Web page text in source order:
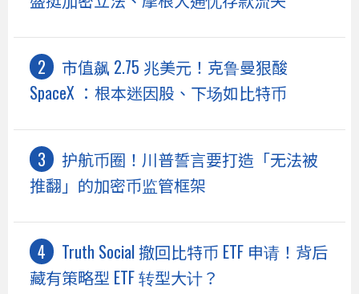
市值飙 2.75 兆美元！克鲁曼狠酸
SpaceX ：根本迷因股、下场如比特币
护航币圈！川普誓言要打造「无法被
推翻」的加密币监管框架
Truth Social 撤回比特币 ETF 申请！背后
藏有策略型 ETF 转型大计？